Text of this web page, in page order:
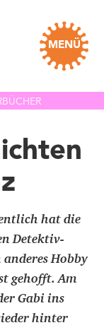
MENÜ
hat die
Detektiv-
anderes Hobby
gehofft. Am
Gabi ins
hinter